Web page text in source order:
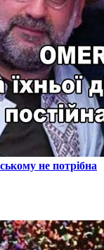
не потрібна